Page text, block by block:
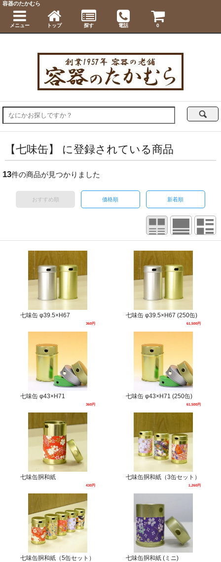
【七味缶】 に登録されている商品
13件の商品が見つかりました
おすすめ順 価格順 新着順
七味缶 φ39.5×H67
360円
七味缶 φ39.5×H67 (250缶)
61,500円
七味缶 φ43×H71
360円
七味缶 φ43×H71 (250缶)
61,500円
七味缶胴和紙
430円
七味缶胴和紙（3缶セット）
1,260円
七味缶胴和紙（5缶セット） 七味缶胴和紙 (ミニ)
容器のたかむら
メニュー トップ 探す 電話 0